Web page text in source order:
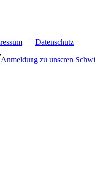
| Datenschutz
Anmeldung zu unseren